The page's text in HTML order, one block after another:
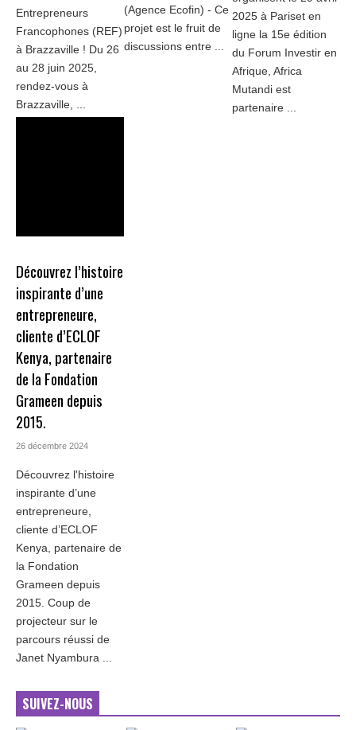
Entrepreneurs
Francophones (REF)
à Brazzaville ! Du 26
au 28 juin 2025,
rendez-vous à
Brazzaville, ...
(Agence Ecofin) - Ce
projet est le fruit de
discussions entre ...
2025 à Pariset en
ligne la 15e édition
du Forum Investir en
Afrique, Africa
Mutandi est
partenaire ...
Découvrez l’histoire
inspirante d’une
entrepreneure,
cliente d’ECLOF
Kenya, partenaire
de la Fondation
Grameen depuis
2015.
26 décembre 2024
Découvrez l'histoire
inspirante d’une
entrepreneure,
cliente d’ECLOF
Kenya, partenaire de
la Fondation
Grameen depuis
2015. Coup de
projecteur sur le
parcours réussi de
Janet Nyambura ...
SUIVEZ-NOUS